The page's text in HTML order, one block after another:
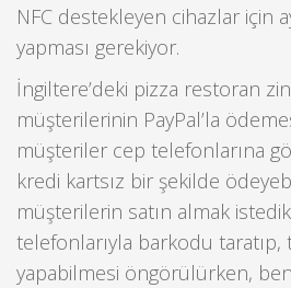
NFC destekleyen cihazlar için
yapması gerekiyor.
İngiltere’deki pizza restoran
müşterilerinin PayPal’la
müşteriler cep telefonlarına
kredi kartsız bir şekilde
müşterilerin satın almak
telefonlarıyla barkodu
yapabilmesi öngörülürken,